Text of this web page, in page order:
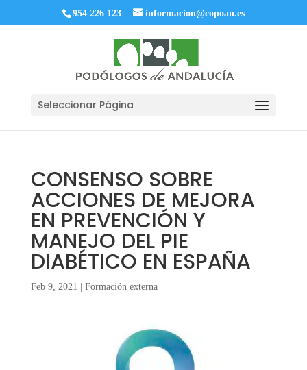
954 226 123 informacion@copoan.es
Seleccionar Página
CONSENSO SOBRE
ACCIONES DE MEJORA
EN PREVENCIÓN Y
MANEJO DEL PIE
DIABÉTICO EN ESPAÑA
Feb 9, 2021 Formación externa